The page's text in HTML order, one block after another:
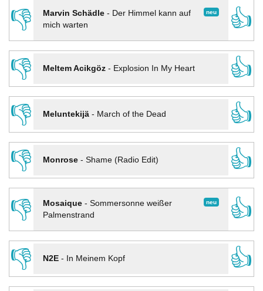
👎 neu
Marvin Schädle- Der Himmel kann auf
mich warten
👍
👎
Meltem Acikgöz- Explosion In My Heart
👍
👎
Meluntekijä- March of the Dead
👍
👎
Monrose- Shame (Radio Edit)
👍
👎
neu
Mosaique- Sommersonne weißer
Palmenstrand
👍
👎
N2E- In Meinem Kopf
👍